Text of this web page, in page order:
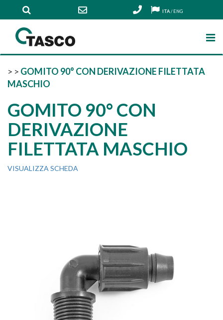
ITA/ENG
> > GOMITO 90° CON DERIVAZIONE FILETTATA
MASCHIO
GOMITO 90° CON
DERIVAZIONE
FILETTATA MASCHIO
VISUALIZZA SCHEDA